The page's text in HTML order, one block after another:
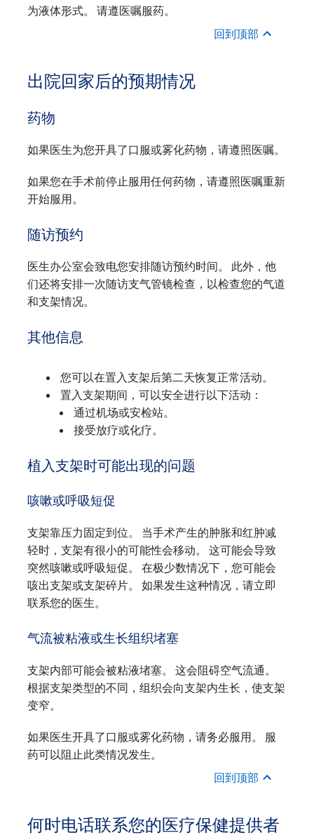
为液体形式。 请遵医嘱服药。
回到顶部
出院回家后的预期情况
药物
如果医生为您开具了口服或雾化药物，请遵照医嘱。
如果您在手术前停止服用任何药物，请遵照医嘱重新
开始服用。
随访预约
医生办公室会致电您安排随访预约时间。 此外，他
们还将安排一次随访支气管镜检查，以检查您的气道
和支架情况。
其他信息
您可以在置入支架后第二天恢复正常活动。
置入支架期间，可以安全进行以下活动：
通过机场或安检站。
接受放疗或化疗。
植入支架时可能出现的问题
咳嗽或呼吸短促
支架靠压力固定到位。 当手术产生的肿胀和红肿减
轻时，支架有很小的可能性会移动。 这可能会导致
突然咳嗽或呼吸短促。 在极少数情况下，您可能会
咳出支架或支架碎片。 如果发生这种情况，请立即
联系您的医生。
气流被粘液或生长组织堵塞
支架内部可能会被粘液堵塞。 这会阻碍空气流通。
根据支架类型的不同，组织会向支架内生长，使支架
变窄。
如果医生开具了口服或雾化药物，请务必服用。 服
药可以阻止此类情况发生。
回到顶部
何时电话联系您的医疗保健提供者